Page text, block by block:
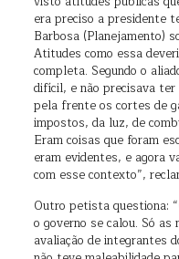
era preciso a presidente
Barbosa (Planejamento)
Atitudes como essa
completa. Segundo o
difícil, e não precisava ter
pela frente os cortes de
impostos, da luz, de
Eram coisas que foram
eram evidentes, e agora
com esse contexto”,
Outro petista questiona:
o governo se calou. Só
avaliação de integrantes